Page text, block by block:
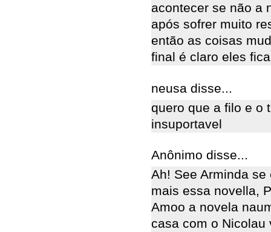
acontecer se não a
após sofrer muito
então as coisas
final é claro eles
neusa disse...
quero que a filo e o
insuportavel
Anônimo disse...
Ah! See Arminda
mais essa novella,
Amoo a novela
casa com o Nicolau